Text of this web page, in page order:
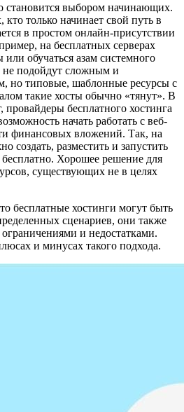
становится выбором начинающих.
кто только начинает свой путь в
в простом онлайн-присутствии
на бесплатных серверах
обучаться азам системного
подойдут сложным и
но типовые, шаблонные ресурсы с
такие хосты обычно «тянут». В
провайдеры бесплатного хостинга
начать работать с веб-
финансовых вложений. Так, на
создать, разместить и запустить
Хорошее решение для
существующих не в целях
бесплатные хостинги могут быть
сценариев, они также
и недостатками.
и минусах такого подхода.